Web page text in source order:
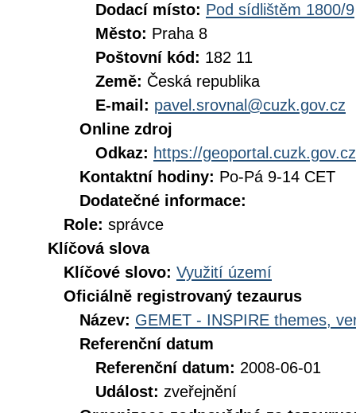
Dodací místo: Pod sídlištěm 1800/9
Město: Praha 8
Poštovní kód: 182 11
Země: Česká republika
E-mail: pavel.srovnal@cuzk.gov.cz
Online zdroj
Odkaz: https://geoportal.cuzk.gov.cz
Kontaktní hodiny: Po-Pá 9-14 CET
Dodatečné informace:
Role: správce
Klíčová slova
Klíčové slovo: Využití území
Oficiálně registrovaný tezaurus
Název: GEMET - INSPIRE themes,
Referenční datum
Referenční datum: 2008-06-01
Událost: zveřejnění